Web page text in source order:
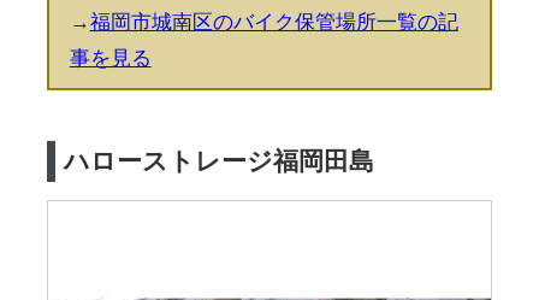
→福岡市城南区のバイク保管場所一覧の記
事を見る
ハローストレージ福岡田島